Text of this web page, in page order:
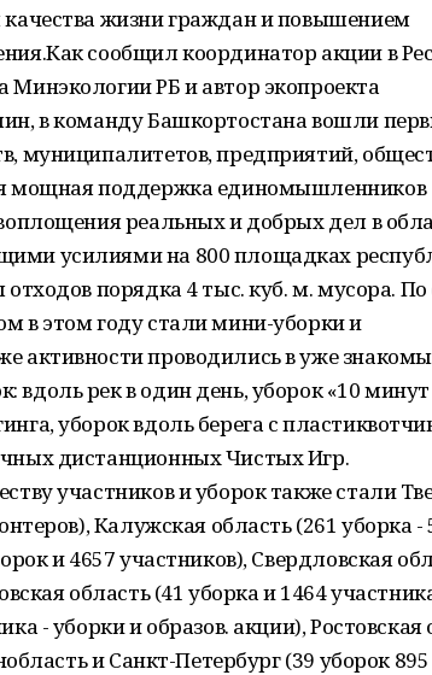
жизни граждан и повышением
сообщил координатор акции в
РБ и автор экопроекта
в команду Башкортостана вошли
муниципалитетов, предприятий,
мощная поддержка единомышленников
реальных и добрых дел в
усилиями на 800 площадках
порядка 4 тыс. куб. м. мусора.
в этом году стали мини-уборки и
активности проводились в уже
рек в один день, уборок «10 минут
уборок вдоль берега с
дистанционных Чистых Игр.
участников и уборок также стали
Калужская область (261 уборка -
и 4657 участников), Свердловская
область (41 уборка и 1464
- уборки и образов. акции), Ростовская
и Санкт-Петербург (39 уборок 895